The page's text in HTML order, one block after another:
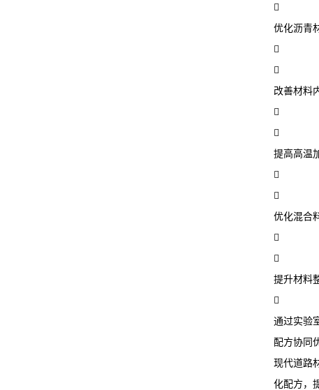

优化沥青


改善材料


提高高温


优化混合


提升材料

通过实验
配方协同
现代道路
化配方，